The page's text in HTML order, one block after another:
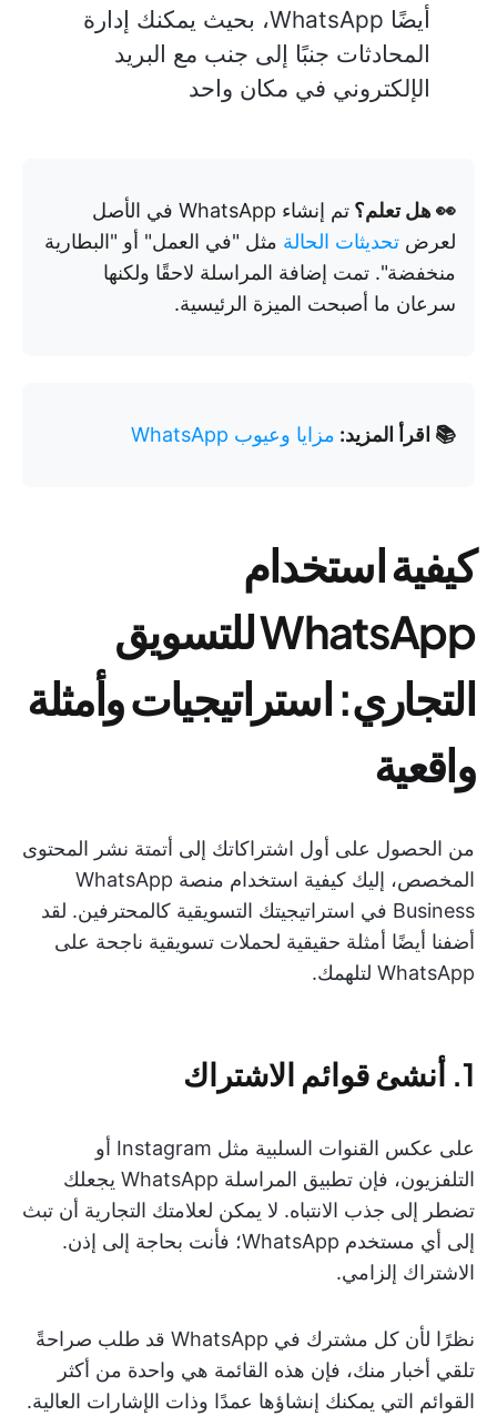
أيضًا WhatsApp، بحيث يمكنك إدارة
المحادثات جنبًا إلى جنب مع البريد
الإلكتروني في مكان واحد
👀 هل تعلم؟
تم إنشاء WhatsApp في الأصل
لعرض تحديثات الحالة مثل "في العمل" أو "البطارية
منخفضة". تمت إضافة المراسلة لاحقًا ولكنها
سرعان ما أصبحت الميزة الرئيسية.
📚 اقرأ المزيد: مزايا وعيوب WhatsApp
كيفية استخدام
WhatsApp للتسويق
التجاري: استراتيجيات وأمثلة
واقعية
من الحصول على أول اشتراكاتك إلى أتمتة نشر المحتوى
المخصص، إليك كيفية استخدام منصة WhatsApp
Business في استراتيجيتك التسويقية كالمحترفين. لقد
أضفنا أيضًا أمثلة حقيقية لحملات تسويقية ناجحة على
WhatsApp لتلهمك.
1. أنشئ قوائم الاشتراك
على عكس القنوات السلبية مثل Instagram أو
التلفزيون، فإن تطبيق المراسلة WhatsApp يجعلك
تضطر إلى جذب الانتباه. لا يمكن لعلامتك التجارية أن تبث
إلى أي مستخدم WhatsApp؛ فأنت بحاجة إلى إذن.
الاشتراك إلزامي.
نظرًا لأن كل مشترك في WhatsApp قد طلب صراحةً
تلقي أخبار منك، فإن هذه القائمة هي واحدة من أكثر
القوائم التي يمكنك إنشاؤها عمدًا وذات الإشارات العالية.